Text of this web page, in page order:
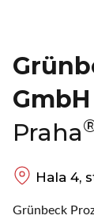
GmbH
Praha
Hala 4,
Grünbeck